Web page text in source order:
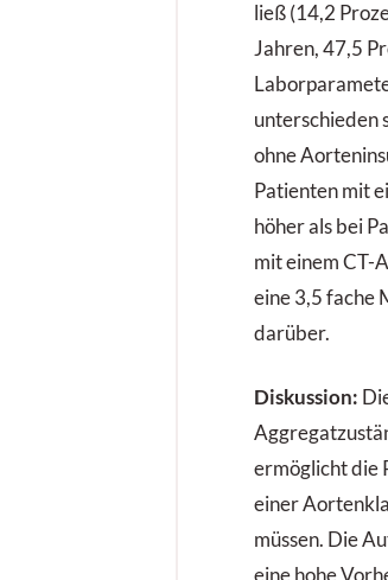
ließ (14,2
Jahren, 47,5
unterschieden
ohne
Patienten mit
höher als bei
mit einem CT-
eine 3,5 fache
darüber.
Diskussion:
ermöglicht die
einer
müssen. Die
eine hohe